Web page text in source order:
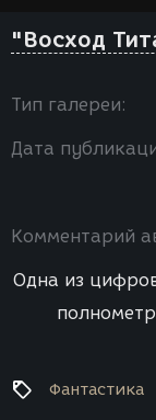
"Восход
Тип галереи:
Дата
Комментарий
Одна из
Фантастика